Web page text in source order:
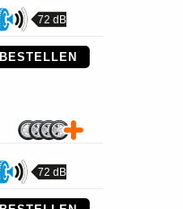
72 dB
BESTELLEN
72 dB